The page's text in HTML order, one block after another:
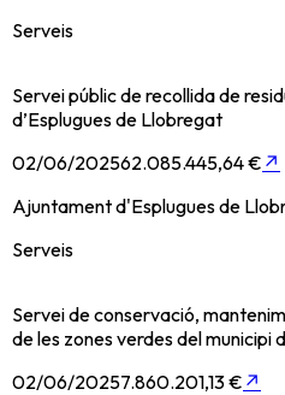
Serveis
Servei públic de recollida de
d’Esplugues de Llobregat
02/06/202562.085.445,64 € ↗
Ajuntament d'Esplugues de
Serveis
Servei de conservació,
de les zones verdes del municipi
02/06/20257.860.201,13 € ↗